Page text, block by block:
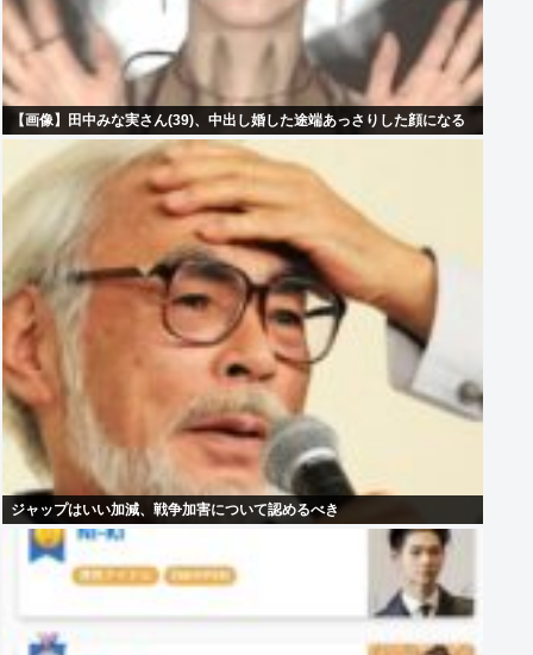
【画像】田中みな実さん(39)、中出し婚した途端あっさりした顔になる
ジャップはいい加減、戦争加害について認めるべき